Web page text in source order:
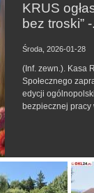
KRUS
bez troski” -
Środa, 2026-01-28
(Inf. zewn.). Kasa
Społecznego
edycji
bezpiecznej pracy